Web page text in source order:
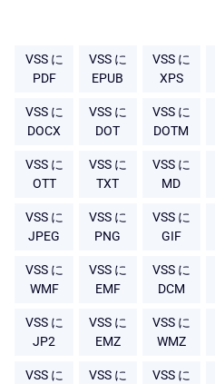
VSS に
PDF
VSS に
EPUB
VSS に
XPS
VSS に
DOCX
VSS に
DOT
VSS に
DOTM
VSS に
OTT
VSS に
TXT
VSS に
MD
VSS に
JPEG
VSS に
PNG
VSS に
GIF
VSS に
WMF
VSS に
EMF
VSS に
DCM
VSS に
JP2
VSS に
EMZ
VSS に
WMZ
VSS に
VSS に
VSS に